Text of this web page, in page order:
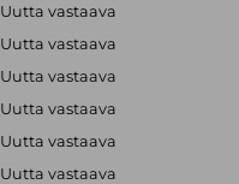
Uutta vastaava
Uutta vastaava
Uutta vastaava
Uutta vastaava
Uutta vastaava
Uutta vastaava